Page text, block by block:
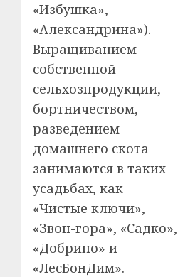
«Избушка»,
«Александрина»).
Выращиванием
собственной
сельхозпродукции,
бортничеством,
разведением
домашнего скота
занимаются в таких
усадьбах, как
«Чистые ключи»,
«Звон-гора», «Садко»,
«Добрино» и
«ЛесБонДим».